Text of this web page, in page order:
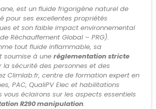
est un fluide frigorigène naturel de
pour ses excellentes propriétés
et son faible impact environnemental
Réchauffement Global – PRG).
tout fluide inflammable, sa
soumise à une réglementation stricte
sécurité des personnes et des
Climlab.fr, centre de formation expert en
PAC, QualiPV Elec et habilitations
vous éclairons sur les aspects essentiels
R290 manipulation.